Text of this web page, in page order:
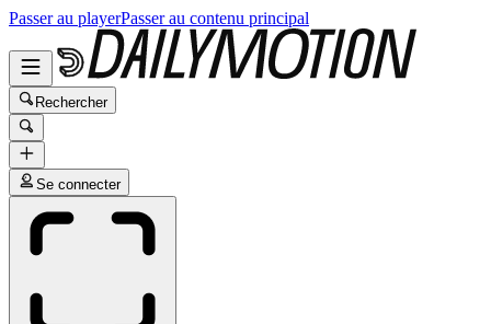
Passer au playerPasser au contenu principal
Rechercher
Se connecter